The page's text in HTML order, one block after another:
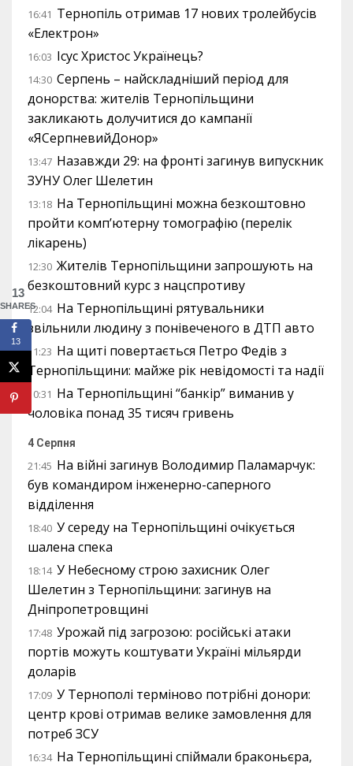
16:41 Тернопіль отримав 17 нових тролейбусів
«Електрон»
16:03 Ісус Христос Українець?
14:30 Серпень – найскладніший період для
донорства: жителів Тернопільщини
закликають долучитися до кампанії
«ЯСерпневийДонор»
13:47 Назавжди 29: на фронті загинув випускник
ЗУНУ Олег Шелетин
13:18 На Тернопільщині можна безкоштовно
пройти комп’ютерну томографію (перелік
лікарень)
12:30 Жителів Тернопільщини запрошують на
безкоштовний курс з нацспротиву
12:04 На Тернопільщині рятувальники
звільнили людину з понівеченого в ДТП авто
11:23 На щиті повертається Петро Федів з
Тернопільщини: майже рік невідомості та надії
10:31 На Тернопільщині “банкір” виманив у
чоловіка понад 35 тисяч гривень
4 Серпня
21:45 На війні загинув Володимир Паламарчук:
був командиром інженерно-саперного
відділення
18:40 У середу на Тернопільщині очікується
шалена спека
18:14 У Небесному строю захисник Олег
Шелетин з Тернопільщини: загинув на
Дніпропетровщині
17:48 Урожай під загрозою: російські атаки
портів можуть коштувати Україні мільярди
доларів
17:09 У Тернополі терміново потрібні донори:
центр крові отримав велике замовлення для
потреб ЗСУ
16:34 На Тернопільщині спіймали браконьєра,
13
SHARES
13